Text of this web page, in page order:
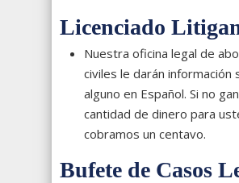
Licenciado
Nuestra oficina legal de
civiles le darán información
alguno en Español. Si no
cantidad de dinero para
cobramos un centavo.
Bufete de Casos